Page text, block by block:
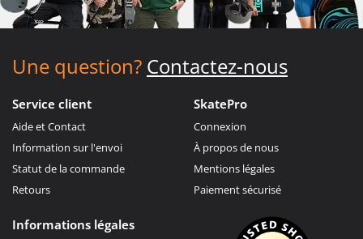
Une question? Contactez-nous
Service client
Aide et Contact
Information sur l'envoi
Statut de la commande
Retours
SkatePro
Connexion
À propos de nous
Mentions légales
Paiement sécurisé
Informations légales